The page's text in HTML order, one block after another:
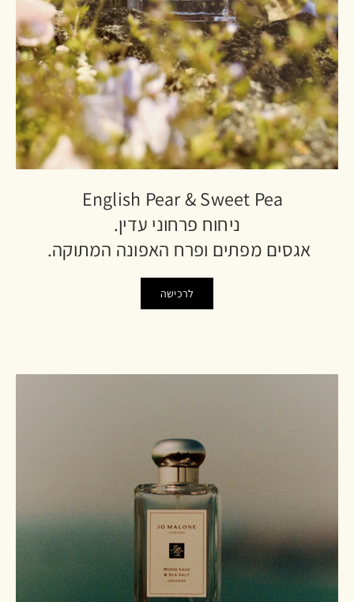
English Pear & Sweet Pea
ניחוח פרחוני עדין.
אגסים מפתים ופרח האפונה המתוקה.
לרכישה